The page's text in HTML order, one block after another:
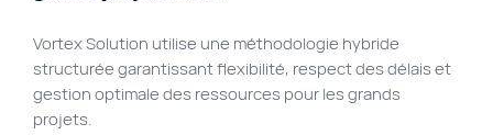
Vortex Solution utilise une méthodologie hybride
structurée garantissant flexibilité, respect des délais et
gestion optimale des ressources pour les grands
projets.